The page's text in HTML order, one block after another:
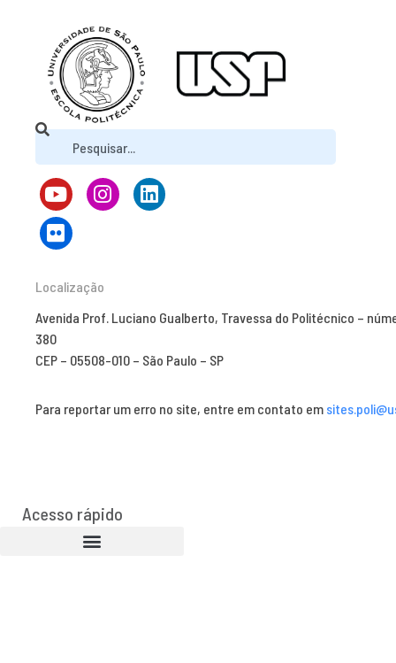
Localização
Avenida Prof. Luciano Gualberto, Travessa do Politécnico –
380
CEP – 05508-010 – São Paulo – SP
Para reportar um erro no site, entre em contato em
Acesso rápido